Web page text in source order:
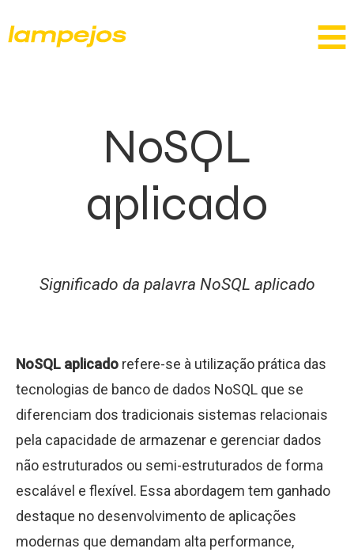
NoSQL
aplicado
Significado da palavra NoSQL aplicado
NoSQL aplicado refere-se à utilização prática das
tecnologias de banco de dados NoSQL que se
diferenciam dos tradicionais sistemas relacionais
pela capacidade de armazenar e gerenciar dados
não estruturados ou semi-estruturados de forma
escalável e flexível. Essa abordagem tem ganhado
destaque no desenvolvimento de aplicações
modernas que demandam alta performance,